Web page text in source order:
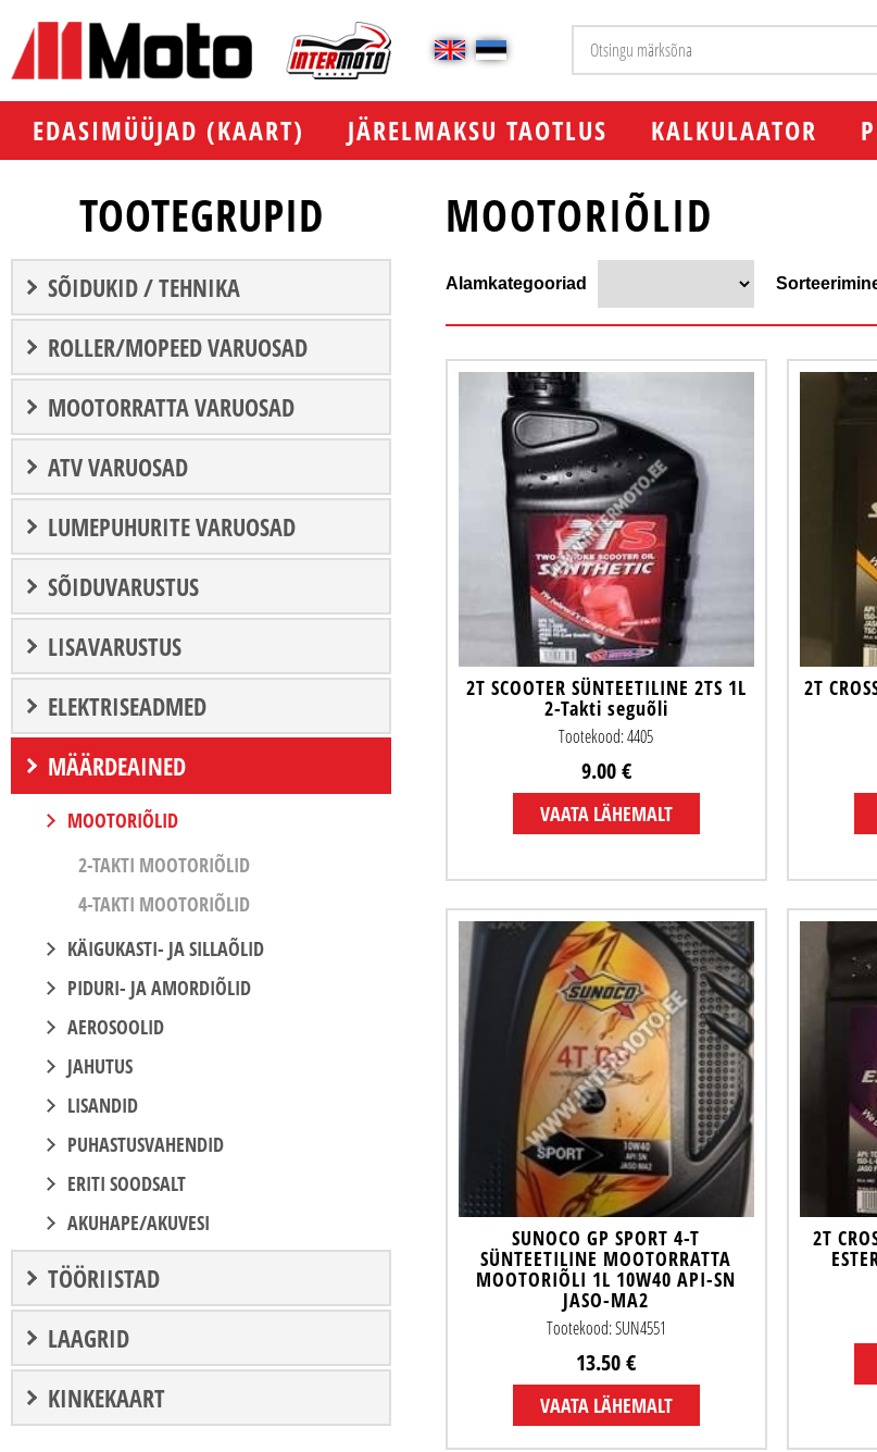
EDASIMÜÜJAD (KAART) JÄRELMAKSU TAOTLUS KALKULAATOR
TOOTEGRUPID
SÕIDUKID / TEHNIKA
ROLLER/MOPEED VARUOSAD
MOOTORRATTA VARUOSAD
ATV VARUOSAD
LUMEPUHURITE VARUOSAD
SÕIDUVARUSTUS
LISAVARUSTUS
ELEKTRISEADMED
MÄÄRDEAINED
MOOTORIÕLID
2-TAKTI MOOTORIÕLID
4-TAKTI MOOTORIÕLID
KÄIGUKASTI- JA SILLAÕLID
PIDURI- JA AMORDIÕLID
AEROSOOLID
JAHUTUS
LISANDID
PUHASTUSVAHENDID
ERITI SOODSALT
AKUHAPE/AKUVESI
TÖÖRIISTAD
LAAGRID
KINKEKAART
MOOTORIÕLID
Alamkategooriad
2T SCOOTER SÜNTEETILINE 2TS 1L
2-Takti seguõli
Tootekood: 4405
9.00 €
VAATA LÄHEMALT
2T
SUNOCO GP SPORT 4-T
SÜNTEETILINE MOOTORRATTA
MOOTORIÕLI 1L 10W40 API-SN
JASO-MA2
Tootekood: SUN4551
13.50 €
VAATA LÄHEMALT
2T